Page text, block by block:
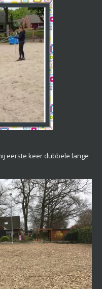
eerste keer dubbele lange